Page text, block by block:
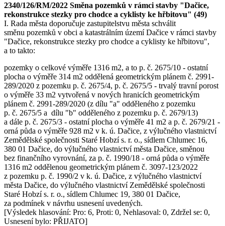
2340/126/RM/2022 Směna pozemků v rámci stavby "Dačice,
rekonstrukce stezky pro chodce a cyklisty ke hřbitovu" (49)
I. Rada města doporučuje zastupitelstvu města schválit
směnu pozemků v obci a katastrálním území Dačice v rámci stavby
"Dačice, rekonstrukce stezky pro chodce a cyklisty ke hřbitovu",
a to takto:
pozemky o celkové výměře 1316 m2, a to p. č. 2675/10 - ostatní
plocha o výměře 314 m2 oddělená geometrickým plánem č. 2991-
289/2020 z pozemku p. č. 2675/4, p. č. 2675/5 - trvalý travní porost
o výměře 33 m2 vytvořená v nových hranicích geometrickým
plánem č. 2991-289/2020 (z dílu "a" odděleného z pozemku
p. č. 2675/5 a dílu "b" odděleného z pozemku p. č. 2679/13)
a dále p. č. 2675/3 - ostatní plocha o výměře 41 m2 a p. č. 2679/21 -
orná půda o výměře 928 m2 v k. ú. Dačice, z výlučného vlastnictví
Zemědělské společnosti Staré Hobzí s. r. o., sídlem Chlumec 16,
380 01 Dačice, do výlučného vlastnictví města Dačice, směnou
bez finančního vyrovnání, za p. č. 1990/18 - orná půda o výměře
1316 m2 oddělenou geometrickým plánem č. 3097-123/2022
z pozemku p. č. 1990/2 v k. ú. Dačice, z výlučného vlastnictví
města Dačice, do výlučného vlastnictví Zemědělské společnosti
Staré Hobzí s. r. o., sídlem Chlumec 19, 380 01 Dačice,
za podmínek v návrhu usnesení uvedených.
[Výsledek hlasování: Pro: 6, Proti: 0, Nehlasoval: 0, Zdržel se: 0,
Usnesení bylo: PŘIJATO]